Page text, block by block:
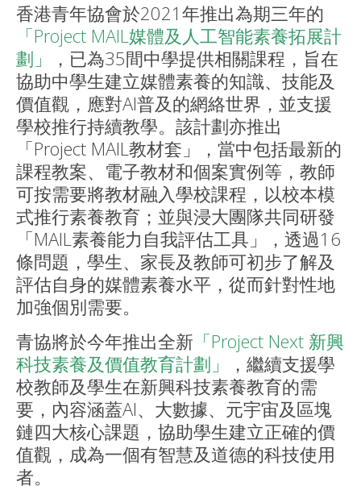
香港青年協會於2021年推出為期三年的
「Project MAIL媒體及人工智能素養拓展計
劃」
，已為35間中學提供相關課程，旨在
協助中學生建立媒體素養的知識、技能及
價值觀，應對AI普及的網絡世界，並支援
學校推行持續教學。該計劃亦推出
「Project MAIL教材套」，當中包括最新的
課程教案、電子教材和個案實例等，教師
可按需要將教材融入學校課程，以校本模
式推行素養教育；並與浸大團隊共同研發
「MAIL素養能力自我評估工具」，透過16
條問題，學生、家長及教師可初步了解及
評估自身的媒體素養水平，從而針對性地
加強個別需要。
青協將於今年推出全新 「Project Next 新興
科技素養及價值教育計劃」
，繼續支援學
校教師及學生在新興科技素養教育的需
要，內容涵蓋AI、大數據、元宇宙及區塊
鏈四大核心課題，協助學生建立正確的價
值觀，成為一個有智慧及道德的科技使用
者。